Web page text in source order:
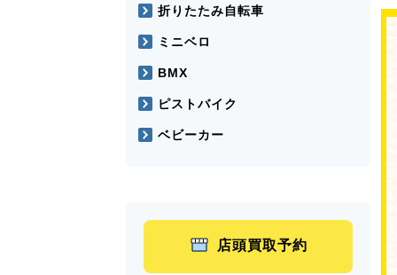
折りたたみ自転車
ミニベロ
BMX
ピストバイク
ベビーカー
店頭買取予約